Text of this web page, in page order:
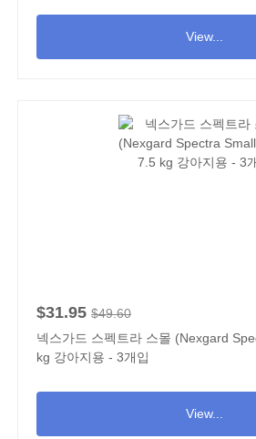
View...
$31.95 $49.60
넥스가드 스펙트라 스몰 (Nexgard
kg 강아지용 - 3개입
View...